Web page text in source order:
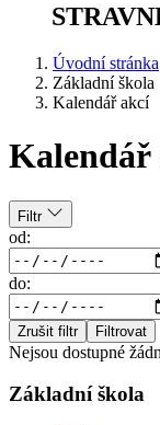
Úvodní stránka
Základní škola
Kalendář akcí
Kalendář
Filtr
od:
do:
Zrušit filtr Filtrovat
Nejsou dostupné
Základní škola